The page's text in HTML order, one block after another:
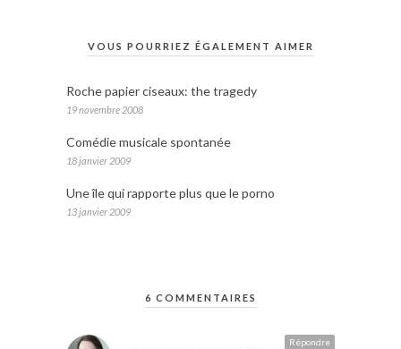
VOUS POURRIEZ ÉGALEMENT AIMER
Roche papier ciseaux: the tragedy
19 novembre 2008
Comédie musicale spontanée
18 janvier 2009
Une île qui rapporte plus que le porno
13 janvier 2009
6 COMMENTAIRES
Répondre